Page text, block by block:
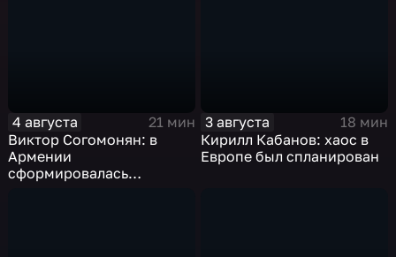
4 августа
21 мин
Виктор Согомонян: в
Армении
сформировалась
3 августа
18 мин
Кирилл Кабанов: хаос в
Европе был спланирован